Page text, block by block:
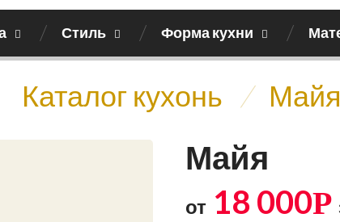
Стиль Форма кухни
Каталог кухонь / Майя
Майя
от 18 000Р